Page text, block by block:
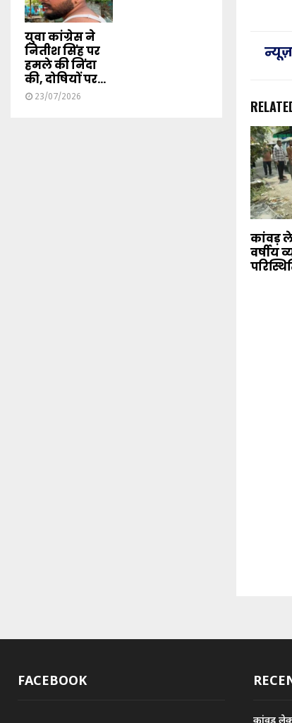
न्यूज़
कांवड़
वर्षीय
युवा कांग्रेस ने
नितीश सिंह पर
हमले की निंदा
की, दोषियों पर...
23/07/2026
FACEBOOK